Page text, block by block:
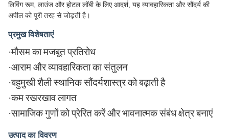
लिविंग रूम, लाउंज और होटल लॉबी के लिए आदर्श, यह व्यावहारिकता और सौंदर्य की
अपील को पूरी तरह से जोड़ती है।
प्रमुख विशेषताएं
·मौसम का मजबूत प्रतिरोध
·आराम और व्यावहारिकता का संतुलन
·बहुमुखी शैली स्थानिक सौंदर्यशास्त्र को बढ़ाती है
·कम रखरखाव लागत
·सामाजिक गुणों को प्रेरित करें और भावनात्मक संबंध क्षेत्र बनाएं
उत्पाद का विवरण